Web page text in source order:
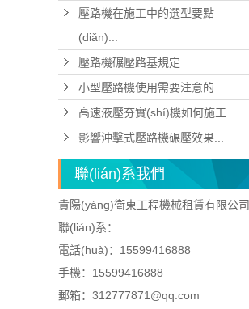
壓路機在施工中的選型要點
(diǎn)...
壓路機碾壓路基規定...
小型壓路機使用需要注意的...
高速液壓夯實(shí)機如何施工...
影響沖擊式壓路機碾壓效果...
聯(lián)系我們
貴陽(yáng)衛東工程機械租賃有限公司
聯(lián)系：
電話(huà)：15599416888
手機：15599416888
郵箱：312777871@qq.com